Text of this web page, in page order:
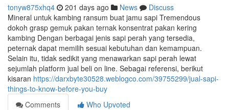
tonyw875xhq4 201 days ago News
Discuss
Mineral untuk kambing ransum buat jamu sapi Tremendous
dokoh grasp gemuk pakan ternak konsentrat pakan kering
kambing Dengan berbagai jenis sapi perah yang tersedia,
peternak dapat memilih sesuai kebutuhan dan kemampuan.
Selain itu, tidak sedikit yang menawarkan sapi perah lewat
sejumlah platform jual beli on line. Sebagai referensi, berikut
kisaran https://darxbyte30528.weblogco.com/39755299/jual-sapi-
things-to-know-before-you-buy
Comments
Who Upvoted